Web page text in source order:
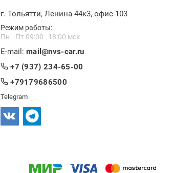
г. Тольятти, Ленина 44к3, офис 103
Режим работы:
Пн—Пт 09:00–18:00 мск
E-mail: mail@nvs-car.ru
+7 (937) 234-65-00
+79179686500
Telegram